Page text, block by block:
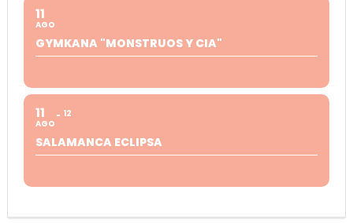
11
AGO
GYMKANA "MONSTRUOS Y CIA"
11
AGO
12
SALAMANCA ECLIPSA